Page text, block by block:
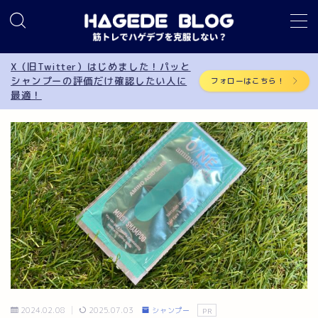
MENU
筋トレ
AGA
サプリメント
食事制限
育毛
X（旧Twitter）はじめました！パッと
シャンプーの評価だけ確認したい人に
最適！
フォローはこちら！
2024.02.08 2025.07.03 シャンプー PR